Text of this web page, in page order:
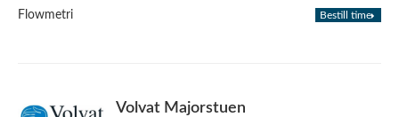
Flowmetri Bestill time
Volvat Majorstuen